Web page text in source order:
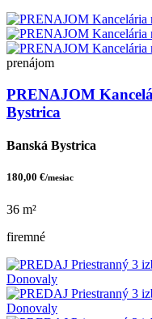
prenájom
PRENAJOM
Bystrica
Banská Bystrica
180,00 €/mesiac
36 m²
firemné